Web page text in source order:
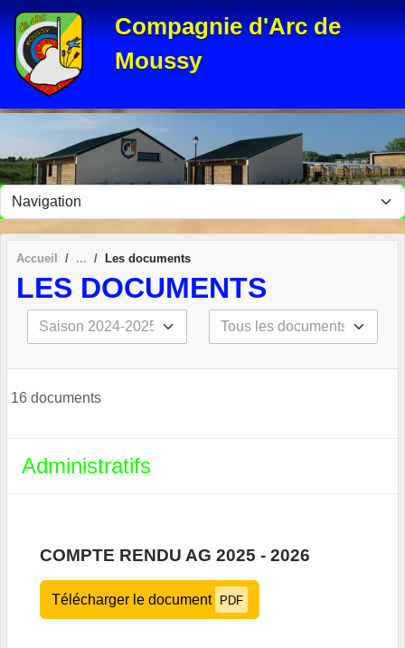
Compagnie d'Arc de
Moussy
Accueil Les documents
LES DOCUMENTS
16 documents
Administratifs
COMPTE RENDU AG 2025 - 2026
Télécharger le document PDF
Panneau de gestion des cookies